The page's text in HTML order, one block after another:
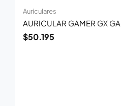
Auriculares
AURICULAR GAMER GX
$50.195